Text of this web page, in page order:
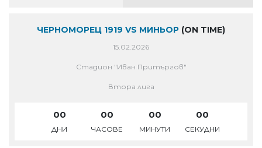
ЧЕРНОМОРЕЦ 1919 VS МИНЬОР (ON TIME)
15.02.2026
Стадион "Иван Притъргов"
Втора лига
00
ДНИ
00
ЧАСОВЕ
00
МИНУТИ
00
СЕКУДНИ